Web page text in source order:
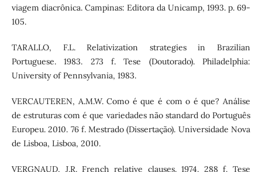
viagem diacrônica. Campinas: Editora da Unicamp, 1993. p. 69-
105.
TARALLO, F.L. Relativization strategies in Brazilian
Portuguese. 1983. 273 f. Tese (Doutorado). Philadelphia:
University of Pennsylvania, 1983.
VERCAUTEREN, A.M.W. Como é que é com o é que? Análise
de estruturas com é que variedades não standard do Português
Europeu. 2010. 76 f. Mestrado (Dissertação). Universidade Nova
de Lisboa, Lisboa, 2010.
VERGNAUD, J.R. French relative clauses. 1974. 288 f. Tese